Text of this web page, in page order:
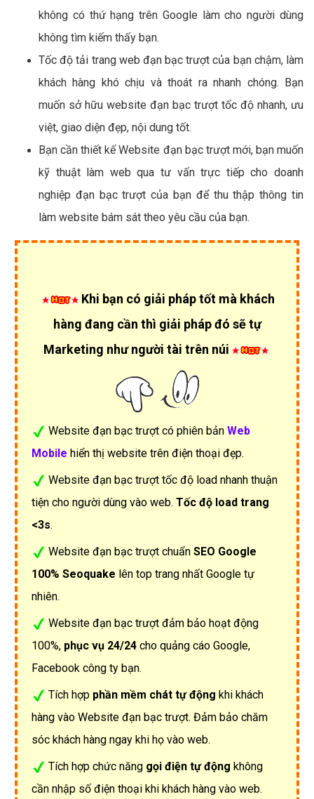
không có thứ hạng trên Google làm cho người dùng
không tìm kiếm thấy bạn.
Tốc độ tải trang web đạn bạc trượt của bạn chậm, làm
khách hàng khó chịu và thoát ra nhanh chóng. Bạn
muốn sở hữu website đạn bạc trượt tốc độ nhanh, ưu
việt, giao diện đẹp, nội dung tốt.
Bạn cần thiết kế Website đạn bạc trượt mới, bạn muốn
kỹ thuật làm web qua tư vấn trực tiếp cho doanh
nghiệp đạn bạc trượt của bạn để thu thập thông tin
làm website bám sát theo yêu cầu của bạn.
Khi bạn có giải pháp tốt mà khách
hàng đang cần thì giải pháp đó sẽ tự
Marketing như người tài trên núi
Website đạn bạc trượt có phiên bản Web
Mobile hiển thị website trên điện thoại đẹp.
Website đạn bạc trượt tốc độ load nhanh thuận
tiện cho người dùng vào web. Tốc độ load trang
<3s.
Website đạn bạc trượt chuẩn SEO Google
100% Seoquake lên top trang nhất Google tự
nhiên.
Website đạn bạc trượt đảm bảo hoạt động
100%, phục vụ 24/24 cho quảng cáo Google,
Facebook công ty bạn.
Tích hợp phần mềm chát tự động khi khách
hàng vào Website đạn bạc trượt. Đảm bảo chăm
sóc khách hàng ngay khi họ vào web.
Tích hợp chức năng gọi điện tự động không
cần nhập số điện thoại khi khách hàng vào web.